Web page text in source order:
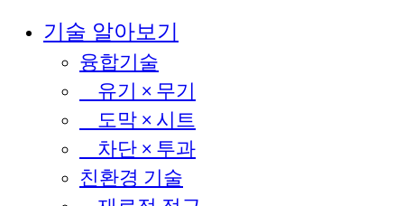
기술 알아보기
융합기술
유기 × 무기
도막 × 시트
차단 × 투과
친환경 기술